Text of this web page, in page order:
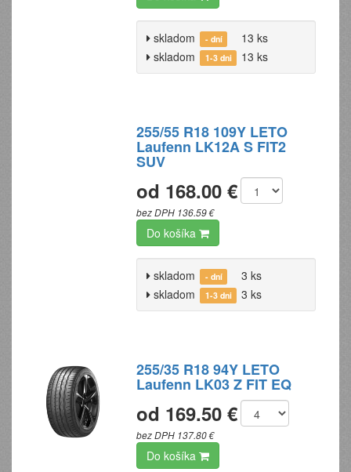
skladom - dní
13 ks
skladom
1-3 dni 13 ks
255/55 R18 109Y LETO
Laufenn LK12A S FIT2
SUV
od 168.00 €
bez DPH 136.59 €
Do košíka
skladom - dní
3 ks
skladom
1-3 dni 3 ks
255/35 R18 94Y LETO
Laufenn LK03 Z FIT EQ
od 169.50 €
bez DPH 137.80 €
Do košíka